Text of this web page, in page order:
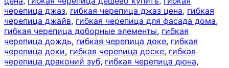
черепица джаз, гибкая черепица джаз цена, гибкая
черепица джайв, гибкая черепица для фасада дома,
гибкая черепица доборные элементы, гибкая
черепица дождь, гибкая черепица доке, гибкая
черепица доки, гибкая черепица доске, гибкая
черепица драконий зуб, гибкая черепица дюна,